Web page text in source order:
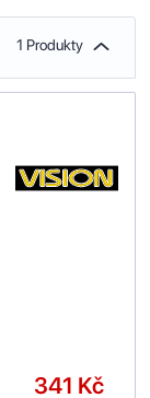
1 Produkty
341 Kč